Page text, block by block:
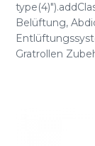
Belüftung,
Gratrollen